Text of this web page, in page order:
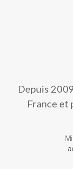
Depuis
France et